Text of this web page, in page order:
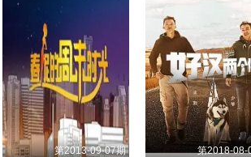
第2013-09-07期 第2018-08-